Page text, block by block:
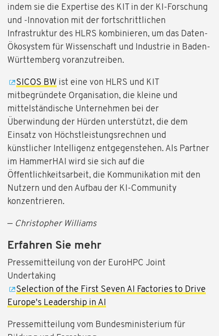
indem sie die Expertise des KIT in der KI-Forschung
und -Innovation mit der fortschrittlichen
Infrastruktur des HLRS kombinieren, um das Daten-
Ökosystem für Wissenschaft und Industrie in Baden-
Württemberg voranzutreiben.
SICOS BW ist eine von HLRS und KIT
mitbegründete Organisation, die kleine und
mittelständische Unternehmen bei der
Überwindung der Hürden unterstützt, die dem
Einsatz von Höchstleistungsrechnen und
künstlicher Intelligenz entgegenstehen. Als Partner
im HammerHAI wird sie sich auf die
Öffentlichkeitsarbeit, die Kommunikation mit den
Nutzern und den Aufbau der KI-Community
konzentrieren.
— Christopher Williams
Erfahren Sie mehr
Pressemitteilung von der EuroHPC Joint
Undertaking
Selection of the First Seven AI Factories to Drive
Europe's Leadership in AI
Pressemitteilung vom Bundesministerium für